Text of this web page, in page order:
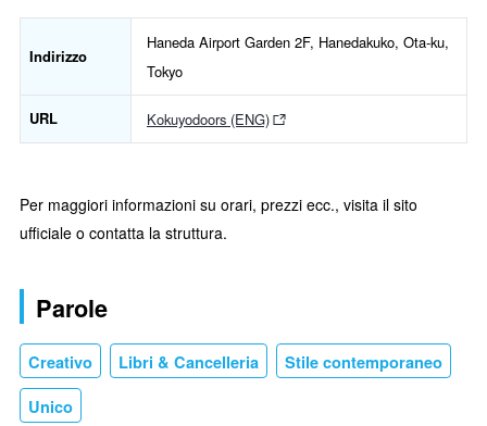
Indirizzo
Haneda Airport Garden 2F, Hanedakuko, Ota-ku,
Tokyo
URL Kokuyodoors (ENG)
Per maggiori informazioni su orari, prezzi ecc., visita il sito
ufficiale o contatta la struttura.
Parole
Creativo Libri & Cancelleria Stile contemporaneo
Unico